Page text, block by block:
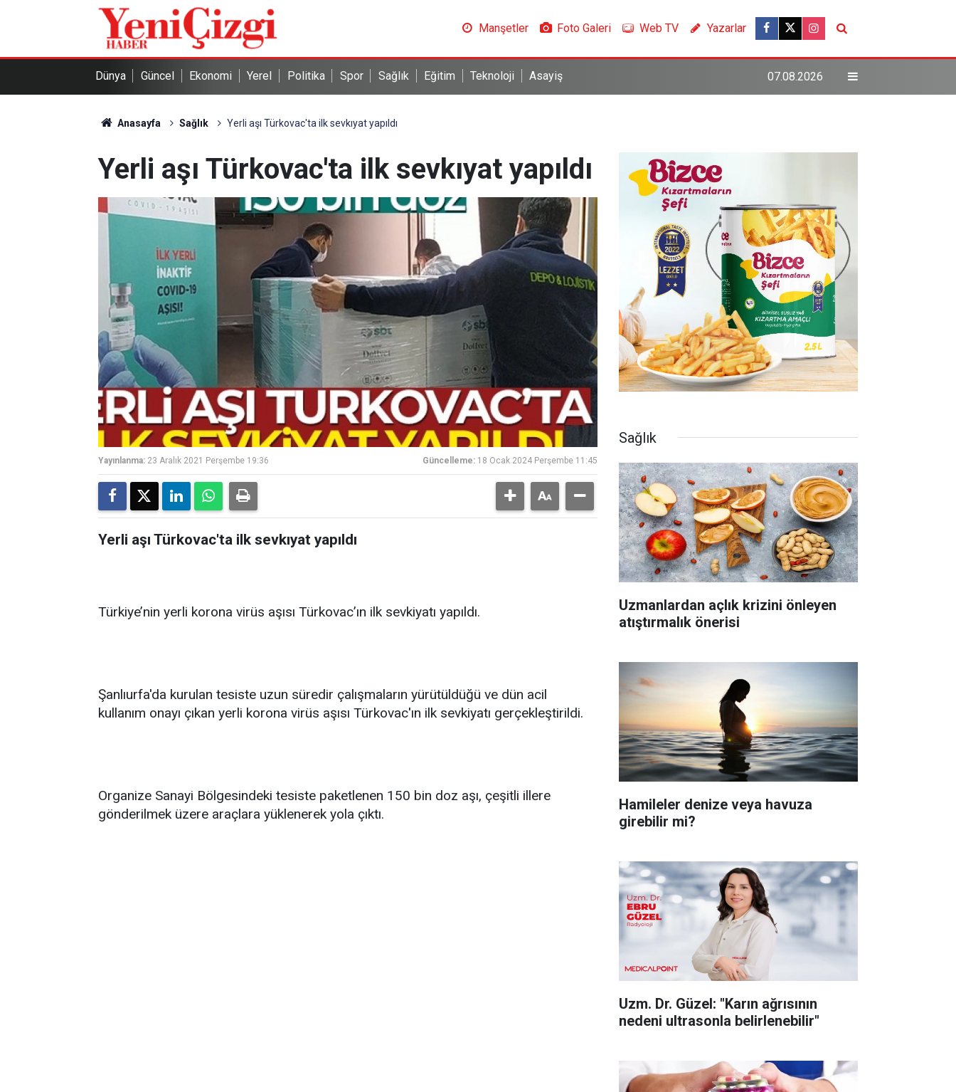
Manşetler Foto Galeri Web TV Yazarlar
Dünya Güncel Ekonomi Yerel Politika Spor Sağlık Eğitim Teknoloji Asayiş 07.08.2026
Anasayfa Sağlık Yerli aşı Türkovac'ta ilk sevkıyat yapıldı
Yerli aşı Türkovac'ta ilk sevkıyat yapıldı
Yayınlanma: 23 Aralık 2021 Perşembe 19:36 Güncelleme: 18 Ocak 2024 Perşembe 11:45
Yerli aşı Türkovac'ta ilk sevkıyat yapıldı
Türkiye’nin yerli korona virüs aşısı Türkovac’ın ilk sevkiyatı yapıldı.
Şanlıurfa'da kurulan tesiste uzun süredir çalışmaların yürütüldüğü ve dün acil
kullanım onayı çıkan yerli korona virüs aşısı Türkovac'ın ilk sevkiyatı gerçekleştirildi.
Organize Sanayi Bölgesindeki tesiste paketlenen 150 bin doz aşı, çeşitli illere
gönderilmek üzere araçlara yüklenerek yola çıktı.
Sağlık
Uzmanlardan açlık krizini önleyen
atıştırmalık önerisi
Hamileler denize veya havuza
girebilir mi?
Uzm. Dr. Güzel: "Karın ağrısının
nedeni ultrasonla belirlenebilir"